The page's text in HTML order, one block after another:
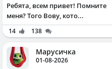
Ребята, всем привет! Помните
меня? Того Вову, кото...
14 138
Марусичка
01-08-2026